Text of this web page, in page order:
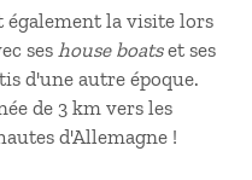
également la visite lors
seshouse boatset ses
d'une autre époque.
de 3 km vers les
d'Allemagne !